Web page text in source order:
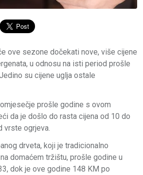
ove sezone dočekati nove, više cijene
u odnosu na isti period prošle
su cijene uglja ostale
prošle godine s ovom
da je došlo do rasta cijena od 10 do
vrste ogrjeva.
drveta, koji je tradicionalno
domaćem tržištu, prošle godine u
dok je ove godine 148 KM po